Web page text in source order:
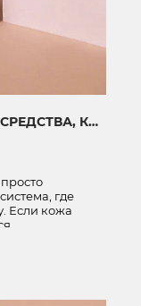
КРАСОТА БЕЗ КОМПРОМИССОВ: СРЕДСТВА, КОТОРЫЕ ПОМОГУТ КОЖЕ ВЫГЛЯДЕТЬ МОЛОЖЕ И ЗДОРОВЕЕ
где
Если кожа